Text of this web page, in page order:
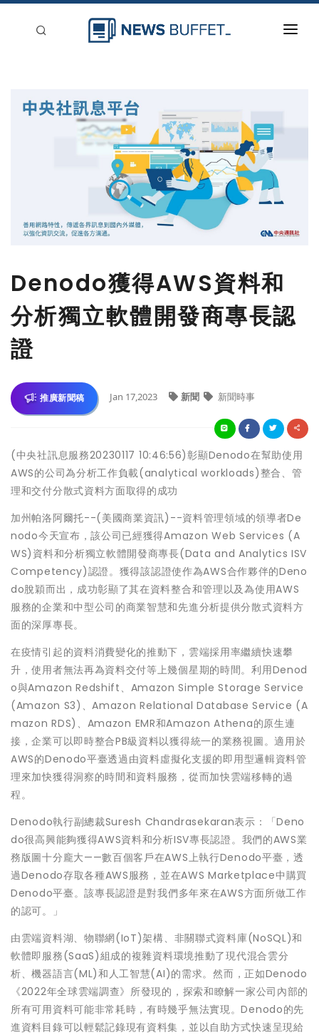
Denodo獲得AWS資料和
分析獨立軟體開發商專長認
證
推廣新聞稿 Jan 17,2023 新聞 新聞時事
(中央社訊息服務20230117 10:46:56)彰顯Denodo在幫助使用
AWS的公司為分析工作負載(analytical workloads)整合、管
理和交付分散式資料方面取得的成功
加州帕洛阿爾托--(美國商業資訊)--資料管理領域的領導者De
nodo今天宣布，該公司已經獲得Amazon Web Services (A
WS)資料和分析獨立軟體開發商專長(Data and Analytics ISV
Competency)認證。獲得該認證使作為AWS合作夥伴的Deno
do脫穎而出，成功彰顯了其在資料整合和管理以及為使用AWS
服務的企業和中型公司的商業智慧和先進分析提供分散式資料方
面的深厚專長。
在疫情引起的資料消費變化的推動下，雲端採用率繼續快速攀
升，使用者無法再為資料交付等上幾個星期的時間。利用Denod
o與Amazon Redshift、Amazon Simple Storage Service
(Amazon S3)、Amazon Relational Database Service (A
mazon RDS)、Amazon EMR和Amazon Athena的原生連
接，企業可以即時整合PB級資料以獲得統一的業務視圖。適用於
AWS的Denodo平臺透過由資料虛擬化支援的即用型邏輯資料管
理來加快獲得洞察的時間和資料服務，從而加快雲端移轉的過
程。
Denodo執行副總裁Suresh Chandrasekaran表示：「Deno
do很高興能夠獲得AWS資料和分析ISV專長認證。我們的AWS業
務版圖十分龐大——數百個客戶在AWS上執行Denodo平臺，透
過Denodo存取各種AWS服務，並在AWS Marketplace中購買
Denodo平臺。該專長認證是對我們多年來在AWS方面所做工作
的認可。」
由雲端資料湖、物聯網(IoT)架構、非關聯式資料庫(NoSQL)和
軟體即服務(SaaS)組成的複雜資料環境推動了現代混合雲分
析、機器語言(ML)和人工智慧(AI)的需求。然而，正如Denodo
《2022年全球雲端調查》所發現的，探索和瞭解一家公司內部的
所有可用資料可能非常耗時，有時幾乎無法實現。Denodo的先
進資料目錄可以輕鬆記錄現有資料集，並以自助方式快速呈現給